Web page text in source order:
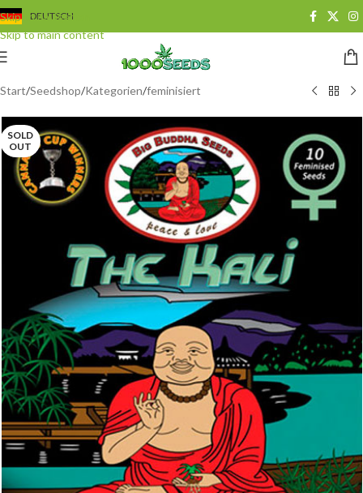
Skip to navigation
Skip to main content
DEUTSCH
Start/Seedshop/Kategorien/feminisiert
SOLD
OUT